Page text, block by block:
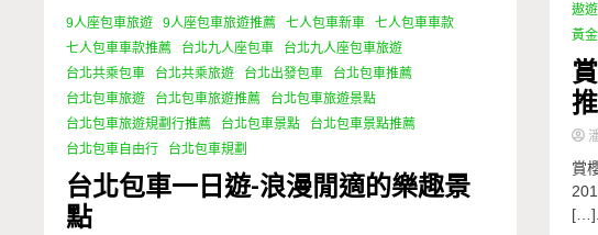
1 Minute
9人座包車旅遊 9人座包車旅遊推薦 七人包車新車
七人包車車款
七人包車車款推薦
台北九人座包車
台北九人座包車旅遊
台北共乘包車
台北共乘旅遊 台北出發包車
台北包車推薦
台北包車旅遊
台北包車旅遊推薦
台北包車旅遊景點
台北包車旅遊規劃行推薦
台北包車景點
台北包車景點推薦
台北包車自由行
台北包車規劃
台北包車一日遊-浪漫閒適的樂趣景
點
遨
黃
賞